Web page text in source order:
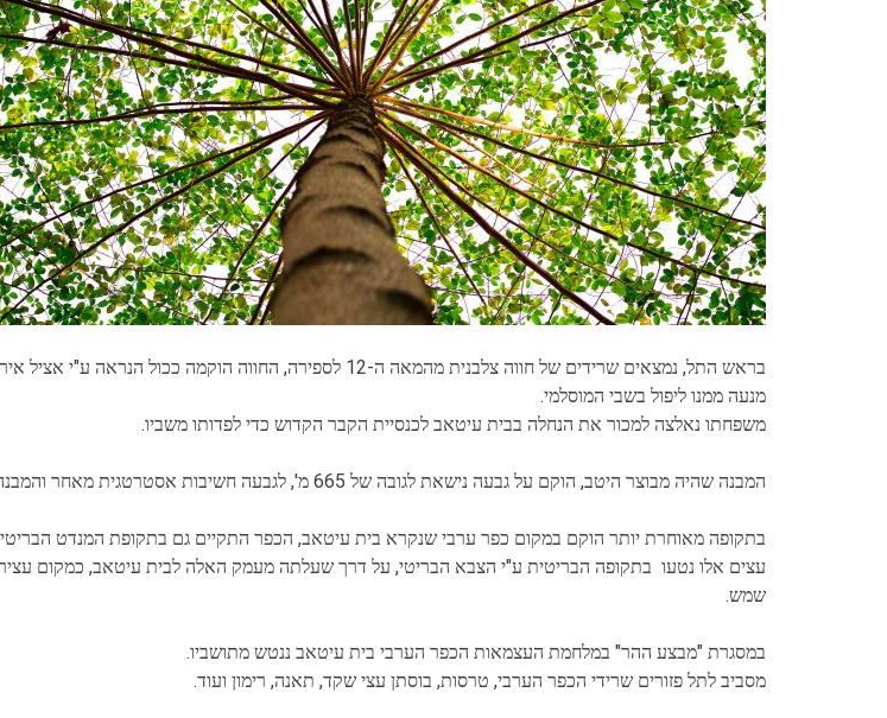
בראש התל, נמצאים שרידים של חווה צלבנית מהמאה ה-12 לספירה,
מנעה ממנו ליפול בשבי המוסלמי.
משפחתו נאלצה למכור את הנחלה בבית עיטאב לכנסיית הקבר הקדוש כדי לפדותו משביו.
המבנה שהיה מבוצר היטב, הוקם על גבעה נישאת לגובה של 665 מ', לגבעה חשיבות אסטרטגית מאחר והמבנה שלט על כול האזור, ושמר על דרך רומית קדומה שעלתה מעמק האלה לירושלים.
בתקופה מאוחרת יותר הוקם במקום כפר ערבי שנקרא בית עיטאב, הכפר התקיים גם בתקופת המנדט
עצים אלו נטעו בתקופה הבריטית ע"י הצבא הבריטי, על דרך שעלתה מעמק האלה לבית עיטאב, כמקום
שמש.
במסגרת "מבצע ההר" במלחמת העצמאות הכפר הערבי בית עיטאב ננטש מתושביו.
מסביב לתל פזורים שרידי הכפר הערבי, טרסות, בוסתן עצי שקד, תאנה, רימון ועוד.